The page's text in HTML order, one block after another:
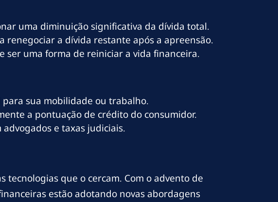
uma diminuição significativa da dívida total.
renegociar a dívida restante após a apreensão.
ser uma forma de reiniciar a vida financeira.
sua mobilidade ou trabalho.
a pontuação de crédito do consumidor.
e taxas judiciais.
tecnologias que o cercam. Com o advento de
estão adotando novas abordagens